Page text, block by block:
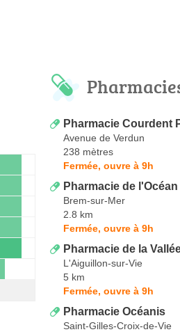
Pharmacie Courdent
Avenue de Verdun
238 mètres
Fermée, ouvre à 9h
Pharmacie de l'Océan
Brem-sur-Mer
2.8 km
Fermée, ouvre à 9h
Pharmacie de la
L'Aiguillon-sur-Vie
5 km
Fermée, ouvre à 9h
Pharmacie Océanis
Saint-Gilles-Croix-de-Vie